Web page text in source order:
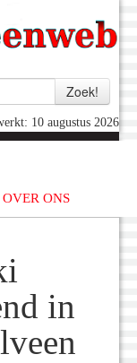
10 augustus 2026
OVER ONS
in